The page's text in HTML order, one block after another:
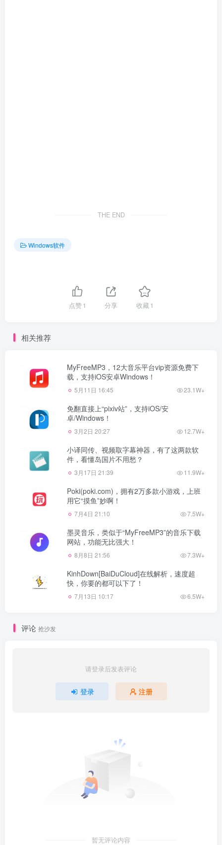
THE END
Windows软件
点赞1 分享 收藏1
相关推荐
MyFreeMP3，12大音乐平台vip资源免费下
载，支持iOS安卓Windows！
5月11日 16:45 23.1W+
免翻直接上“pixiv站”，支持iOS/安
卓/Windows！
3月2日 20:27 12.7W+
小译同传、视频取字幕神器，有了这两款软
件，看懂岛国片不用愁？
3月17日 21:39 11.9W+
Poki(poki.com)，拥有2万多款小游戏，上班
用它“摸鱼”妙啊！
7月4日 21:10 7.5W+
墨灵音乐，类似于“MyFreeMP3”的音乐下载
网站，功能无比强大！
8月8日 21:56 7.3W+
KinhDown[BaiDuCloud]在线解析，速度超
快，你要的都可以下了！
7月13日 10:17 6.5W+
评论 抢沙发
请登录后发表评论
登录 注册
暂无评论内容